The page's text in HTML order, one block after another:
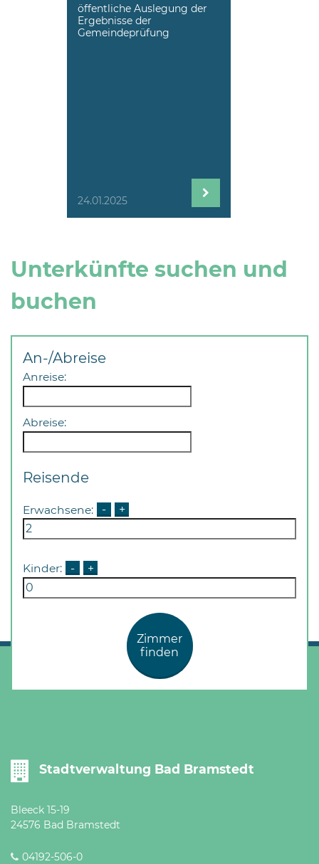
öffentliche Auslegung der
Ergebnisse der
Gemeindeprüfung
24.01.2025
Unterkünfte suchen und
buchen
An-/Abreise
Anreise:
Abreise:
Reisende
Erwachsene: - +
Kinder: - +
Zimmer
finden
Stadtverwaltung Bad Bramstedt
Bleeck 15-19
24576 Bad Bramstedt
04192-506-0